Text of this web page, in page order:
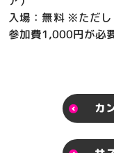
入場：無料 ※ただ
参加費1,000円が必
カ